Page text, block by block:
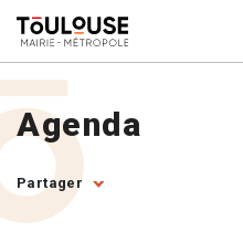
Agenda
Partager